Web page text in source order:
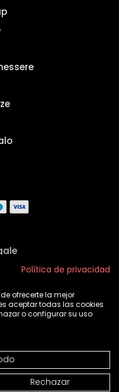
Lay
Política de privacidad
ofrecerte la mejor
aceptar todas las cookies
o configurar su uso
Rechazar